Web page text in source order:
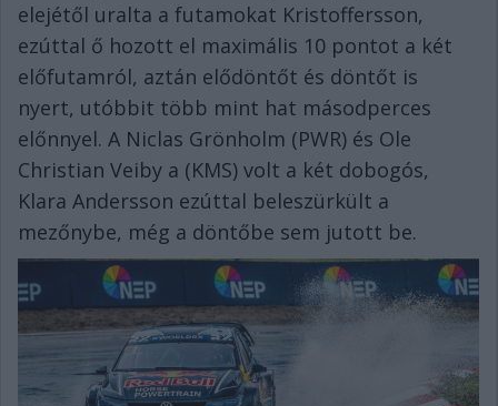
elejétől uralta a futamokat Kristoffersson,
ezúttal ő hozott el maximális 10 pontot a két
előfutamról, aztán elődöntőt és döntőt is
nyert, utóbbit több mint hat másodperces
előnnyel. A Niclas Grönholm (PWR) és Ole
Christian Veiby a (KMS) volt a két dobogós,
Klara Andersson ezúttal beleszürkült a
mezőnybe, még a döntőbe sem jutott be.